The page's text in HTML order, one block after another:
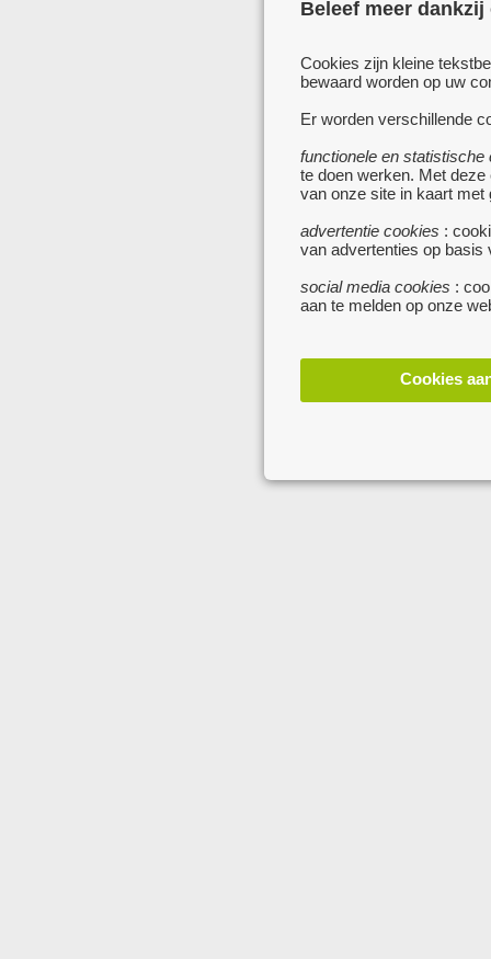
Beleef meer
Cookies zijn kleine
bewaard worden op uw
Er worden verschillende
functionele en statistische
te doen werken. Met
van onze site in kaart met
advertentie cookies :
van advertenties op basis
social media cookies :
aan te melden op onze
Cookies